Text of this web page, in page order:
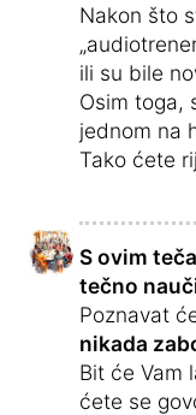
Nakon što
ili su bile
Osim toga,
jednom na
Tako ćete
S ovim
tečno
Poznavat
nikada
Bit će Vam
ćete se